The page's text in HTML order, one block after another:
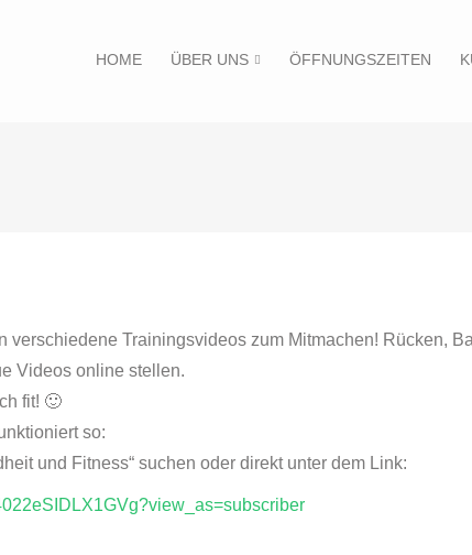
HOME ÜBER UNS ÖFFNUNGSZEITEN
verschiedene Trainingsvideos zum Mitmachen! Rücken,
Videos online stellen.
fit! 🙂
so:
und Fitness“ suchen oder direkt unter dem Link: